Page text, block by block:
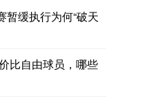
暂缓执行为何“破天
比自由球员，哪些